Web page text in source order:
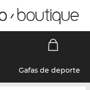
Gafas de deporte